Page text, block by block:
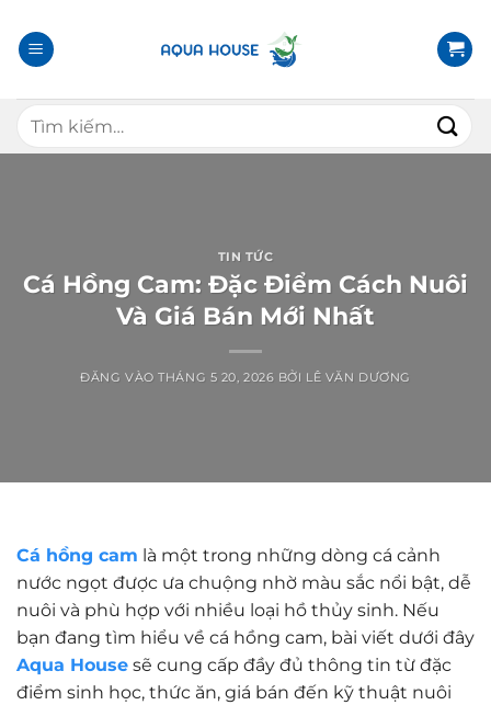
n
TIN TỨC
Cá Hồng Cam: Đặc Điểm Cách Nuôi
Và Giá Bán Mới Nhất
ĐĂNG VÀOTHÁNG 5 20, 2026 BỞI LÊ VĂN DƯƠNG
Cá hồng cam là một trong những dòng cá cảnh
nước ngọt được ưa chuộng nhờ màu sắc nổi bật, dễ
nuôi và phù hợp với nhiều loại hồ thủy sinh. Nếu
bạn đang tìm hiểu về cá hồng cam, bài viết dưới đây
Aqua House sẽ cung cấp đầy đủ thông tin từ đặc
điểm sinh học, thức ăn, giá bán đến kỹ thuật nuôi